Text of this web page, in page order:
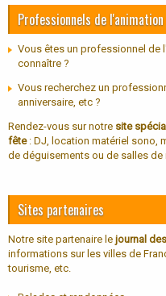
Professionnels de l'animation
Vous êtes un professionnel de
connaître ?
Vous recherchez un
anniversaire, etc ?
Rendez-vous sur notre site
fête: DJ, location matériel sono,
de déguisements ou de salles de
Sites partenaires
Notre site partenaire le journal
informations sur les villes de
tourisme, etc.